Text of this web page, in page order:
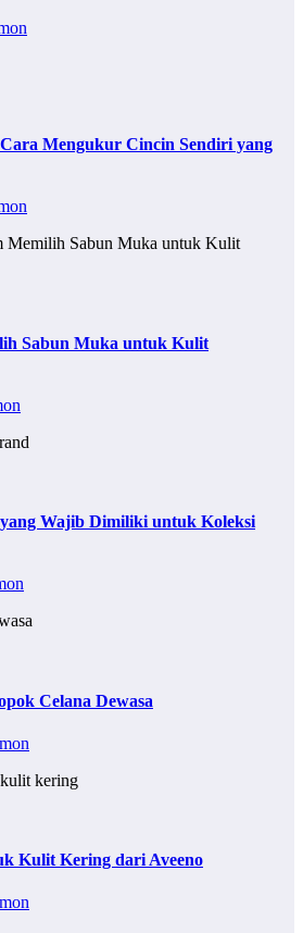
Mengukur Cincin Sendiri yang
Sabun Muka untuk Kulit
Wajib Dimiliki untuk Koleksi
Celana Dewasa
Kulit Kering dari Aveeno